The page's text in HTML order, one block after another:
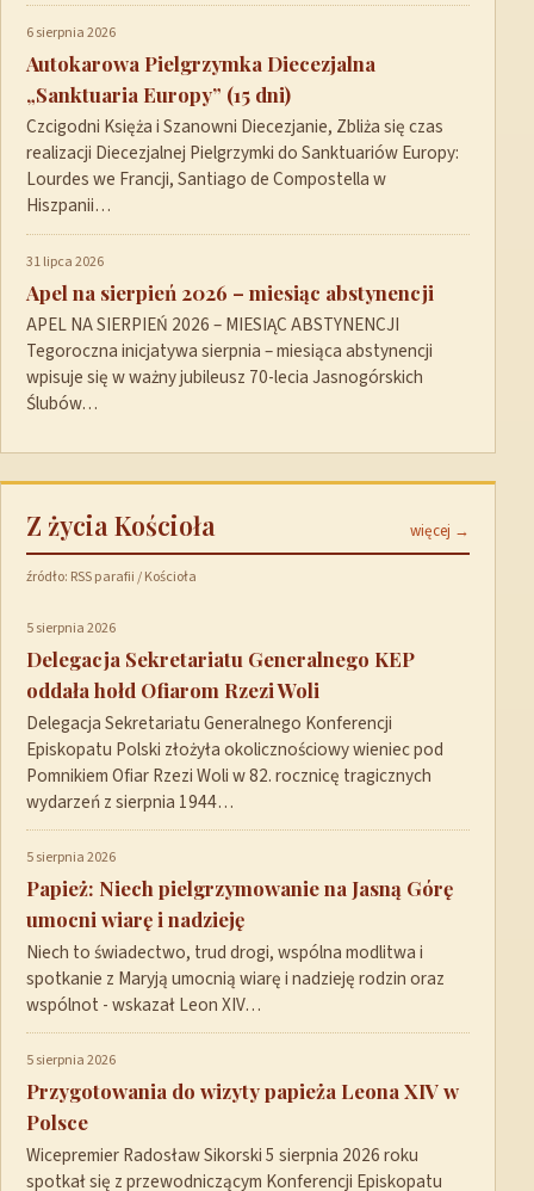
6 sierpnia 2026
Autokarowa Pielgrzymka Diecezjalna
„Sanktuaria Europy” (15 dni)
Czcigodni Księża i Szanowni Diecezjanie, Zbliża się czas
realizacji Diecezjalnej Pielgrzymki do Sanktuariów Europy:
Lourdes we Francji, Santiago de Compostella w
Hiszpanii…
31 lipca 2026
Apel na sierpień 2026 – miesiąc abstynencji
APEL NA SIERPIEŃ 2026 – MIESIĄC ABSTYNENCJI
Tegoroczna inicjatywa sierpnia – miesiąca abstynencji
wpisuje się w ważny jubileusz 70-lecia Jasnogórskich
Ślubów…
Z życia Kościoła więcej →
źródło: RSS parafii / Kościoła
5 sierpnia 2026
Delegacja Sekretariatu Generalnego KEP
oddała hołd Ofiarom Rzezi Woli
Delegacja Sekretariatu Generalnego Konferencji
Episkopatu Polski złożyła okolicznościowy wieniec pod
Pomnikiem Ofiar Rzezi Woli w 82. rocznicę tragicznych
wydarzeń z sierpnia 1944…
5 sierpnia 2026
Papież: Niech pielgrzymowanie na Jasną Górę
umocni wiarę i nadzieję
Niech to świadectwo, trud drogi, wspólna modlitwa i
spotkanie z Maryją umocnią wiarę i nadzieję rodzin oraz
wspólnot - wskazał Leon XIV…
5 sierpnia 2026
Przygotowania do wizyty papieża Leona XIV w
Polsce
Wicepremier Radosław Sikorski 5 sierpnia 2026 roku
spotkał się z przewodniczącym Konferencji Episkopatu